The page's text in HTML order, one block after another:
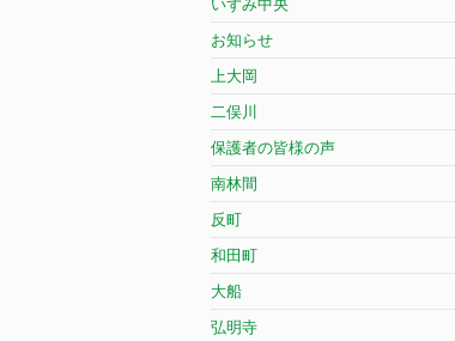
いずみ中央
お知らせ
上大岡
二俣川
保護者の皆様の声
南林間
反町
和田町
大船
弘明寺